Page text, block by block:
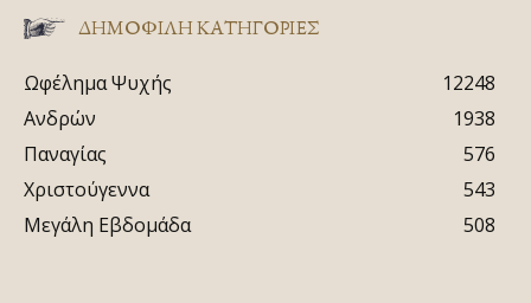
ΔΗΜΟΦΙΛΗ ΚΑΤΗΓΟΡΙΕΣ
Ωφέλημα Ψυχής
12248
Ανδρών
1938
Παναγίας
576
Χριστούγεννα
543
Μεγάλη Εβδομάδα
508